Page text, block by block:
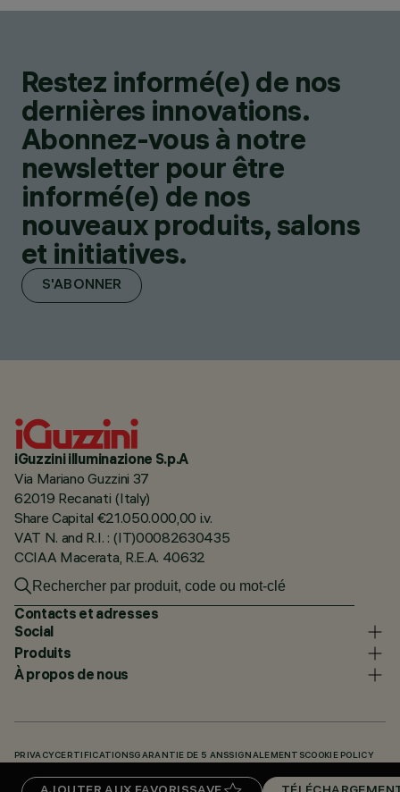
Restez informé(e) de nos
dernières innovations.
Abonnez-vous à notre
newsletter pour être
informé(e) de nos
nouveaux produits, salons
et initiatives.
S'ABONNER
iGuzzini illuminazione S.p.A
Via Mariano Guzzini 37
62019 Recanati (Italy)
Share Capital €21.050.000,00 i.v.
VAT N. and R.I. : (IT)00082630435
CCIAA Macerata, R.E.A. 40632
Contacts et adresses
Social
Produits
À propos de nous
PRIVACY CERTIFICATIONSGARANTIE DE 5 ANSSIGNALEMENTSCOOKIE POLICY